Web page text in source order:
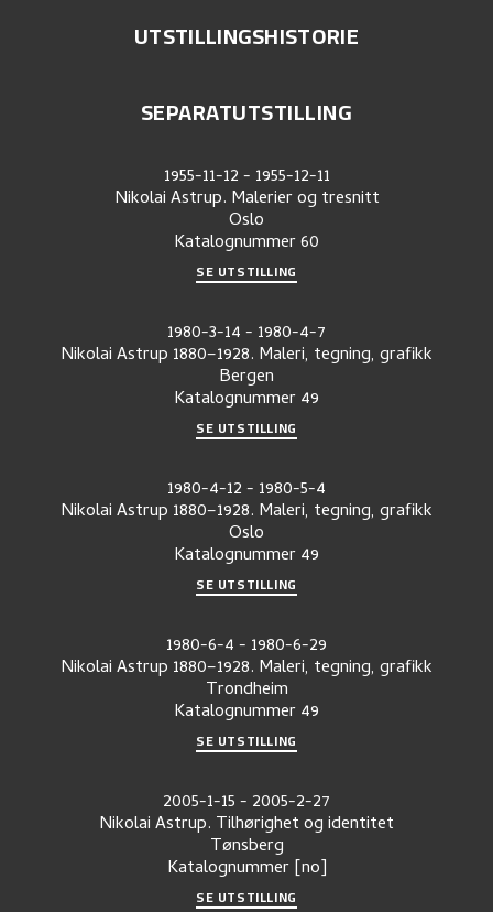
UTSTILLINGSHISTORIE
SEPARATUTSTILLING
1955-11-12- 1955-12-11
Nikolai Astrup. Malerier og tresnitt
Oslo
Katalognummer60
SE UTSTILLING
1980-3-14- 1980-4-7
Nikolai Astrup 1880–1928. Maleri, tegning, grafikk
Bergen
Katalognummer49
SE UTSTILLING
1980-4-12- 1980-5-4
Nikolai Astrup 1880–1928. Maleri, tegning, grafikk
Oslo
Katalognummer49
SE UTSTILLING
1980-6-4- 1980-6-29
Nikolai Astrup 1880–1928. Maleri, tegning, grafikk
Trondheim
Katalognummer49
SE UTSTILLING
2005-1-15- 2005-2-27
Nikolai Astrup. Tilhørighet og identitet
Tønsberg
Katalognummer [no]
SE UTSTILLING